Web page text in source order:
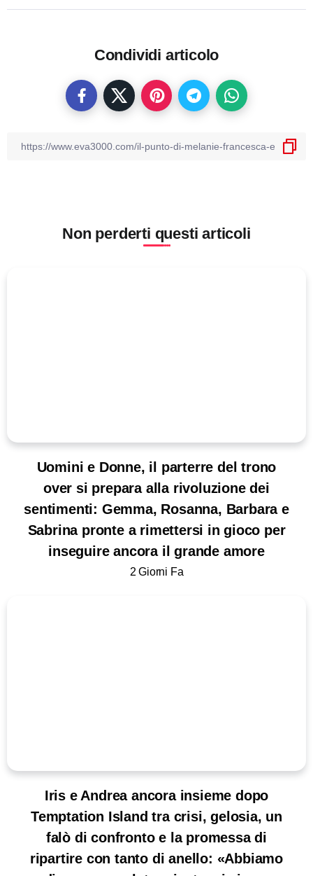
Condividi articolo
Non perderti questi articoli
Uomini e Donne, il parterre del trono
over si prepara alla rivoluzione dei
sentimenti: Gemma, Rosanna, Barbara e
Sabrina pronte a rimettersi in gioco per
inseguire ancora il grande amore
2 Giorni Fa
Iris e Andrea ancora insieme dopo
Temptation Island tra crisi, gelosia, un
falò di confronto e la promessa di
ripartire con tanto di anello: «Abbiamo